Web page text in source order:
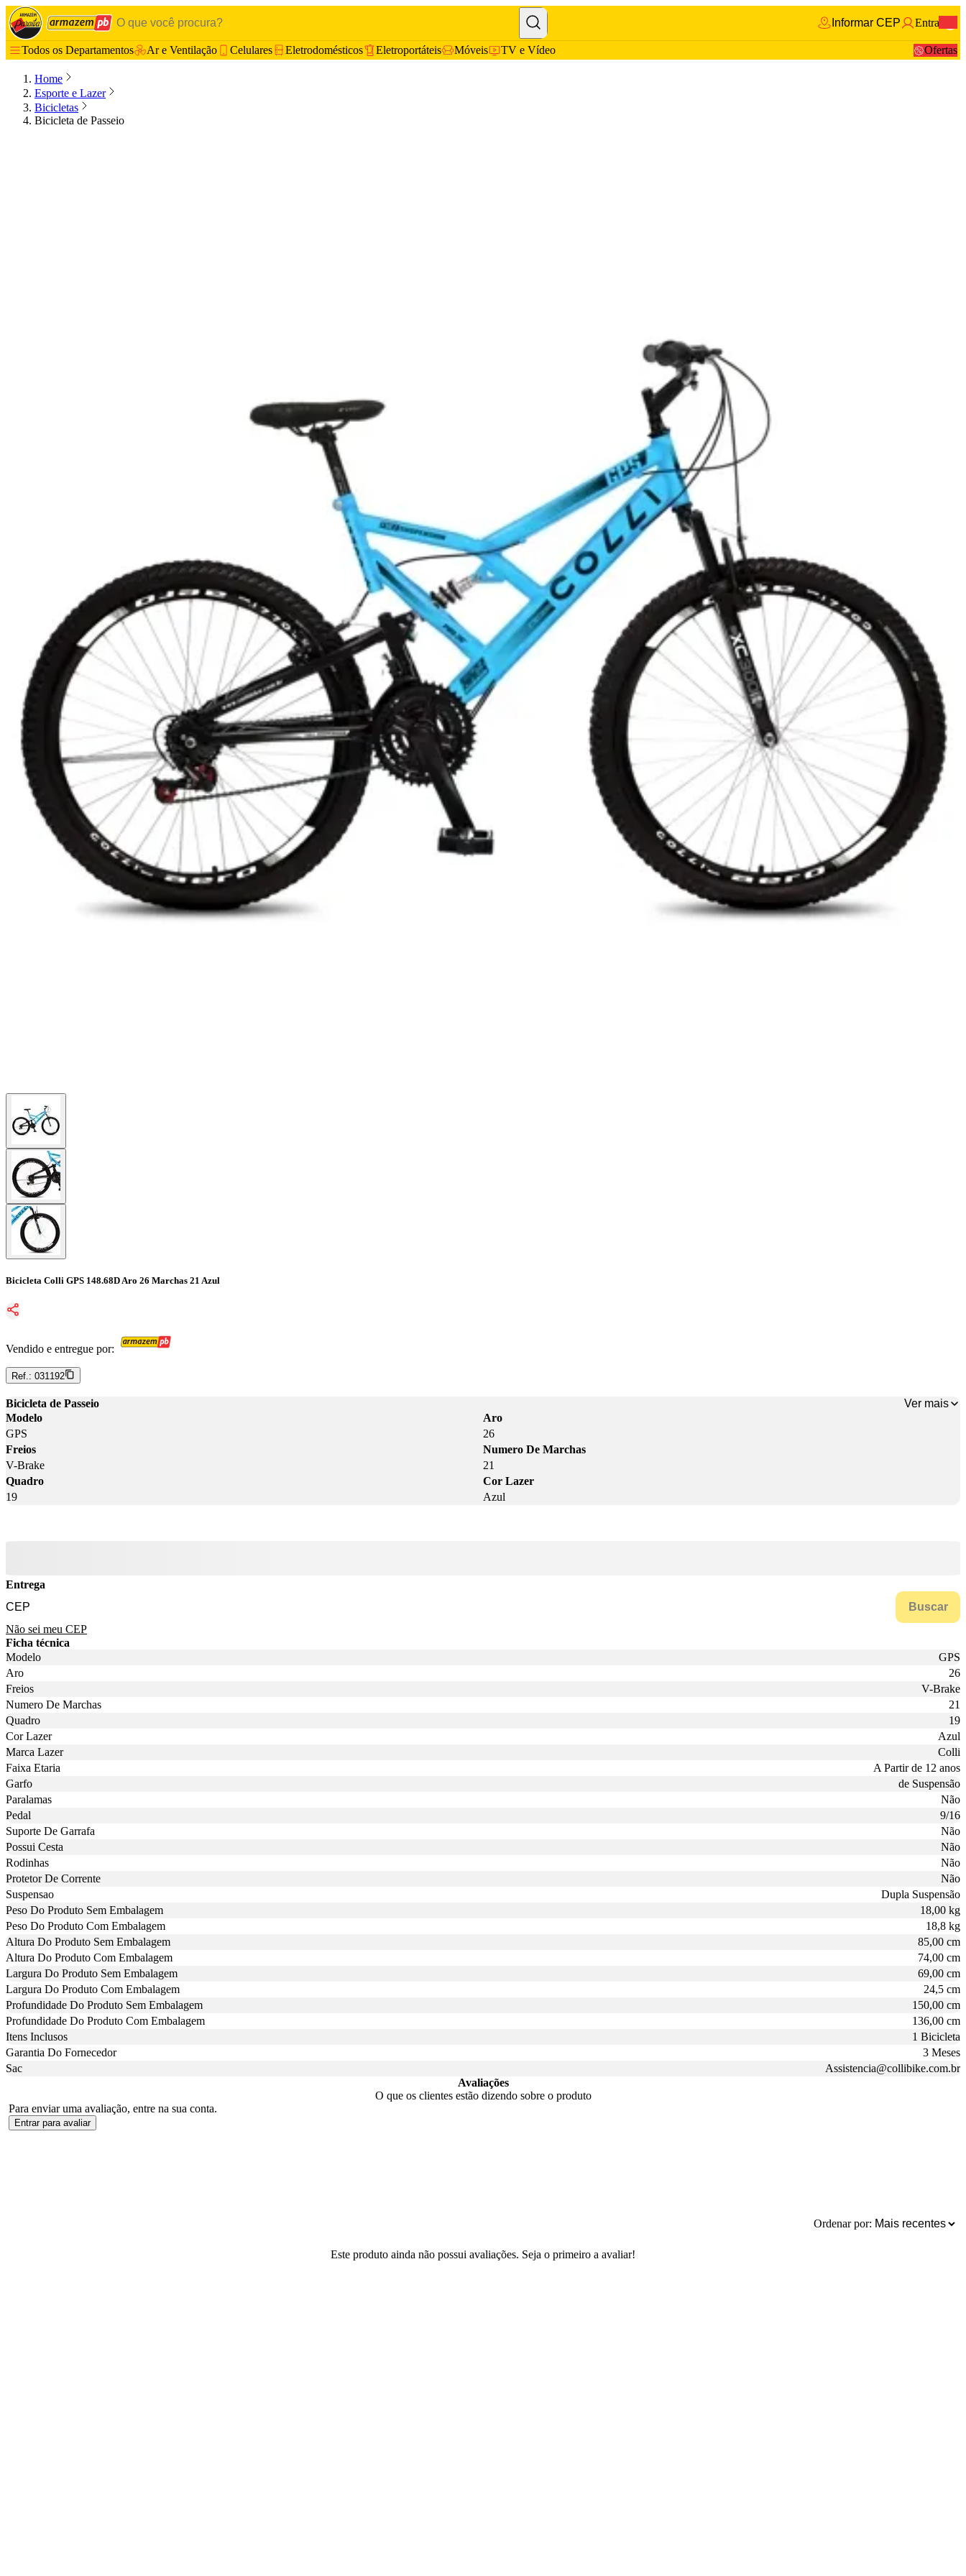
Informar CEP Entrar
Todos os Departamentos Ar e Ventilação Celulares Eletrodomésticos Eletroportáteis Móveis TV e Vídeo Ofertas
Home
Esporte e Lazer
Bicicletas
Bicicleta de Passeio
Bicicleta Colli GPS 148.68D Aro 26 Marchas 21 Azul
Vendido e entregue por:
Ref.: 031192
Bicicleta de Passeio
Ver mais
Modelo
GPS
Aro
26
Freios
V-Brake
Numero De Marchas
21
Quadro
19
Cor Lazer
Azul
Entrega
Buscar
Não sei meu CEP
Ficha técnica
Modelo
GPS
Aro
26
Freios
V-Brake
Numero De Marchas
21
Quadro
19
Cor Lazer
Azul
Marca Lazer
Colli
Faixa Etaria
A Partir de 12 anos
Garfo
de Suspensão
Paralamas
Não
Pedal
9/16
Suporte De Garrafa
Não
Possui Cesta
Não
Rodinhas
Não
Protetor De Corrente
Não
Suspensao
Dupla Suspensão
Peso Do Produto Sem Embalagem
18,00 kg
Peso Do Produto Com Embalagem
18,8 kg
Altura Do Produto Sem Embalagem
85,00 cm
Altura Do Produto Com Embalagem
74,00 cm
Largura Do Produto Sem Embalagem
69,00 cm
Largura Do Produto Com Embalagem
24,5 cm
Profundidade Do Produto Sem Embalagem
150,00 cm
Profundidade Do Produto Com Embalagem
136,00 cm
Itens Inclusos
1 Bicicleta
Garantia Do Fornecedor
3 Meses
Sac
Assistencia@collibike.com.br
Avaliações
O que os clientes estão dizendo sobre o produto
Para enviar uma avaliação, entre na sua conta.
Entrar para avaliar
Ordenar por:
Este produto ainda não possui avaliações. Seja o primeiro a avaliar!